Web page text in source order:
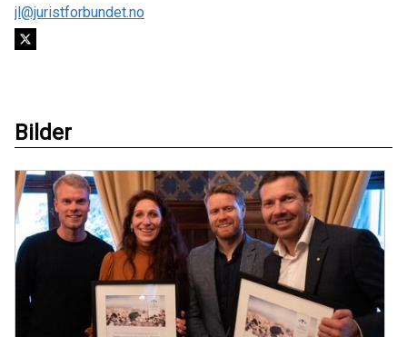
jl@juristforbundet.no
Bilder